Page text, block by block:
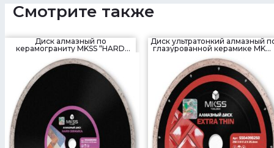
Смотрите также
Диск алмазный по
керамограниту MKSS “HARD
CERAMICA” 350 мм
Диск ультратонкий алмазный
глазурованной керамике MKSS
“EXTRA THIN” 250 мм